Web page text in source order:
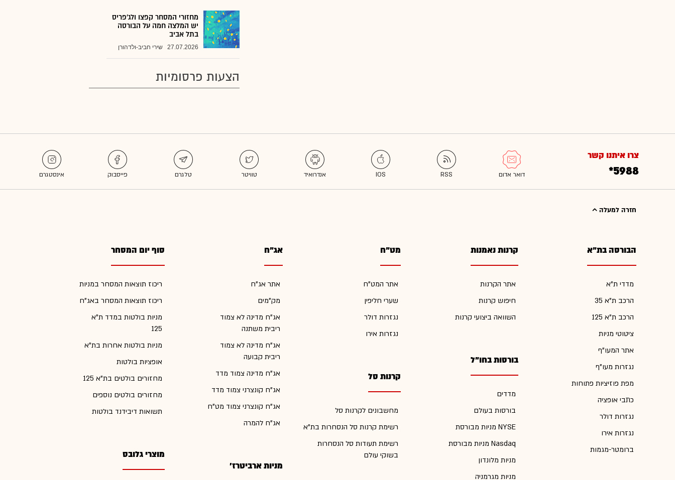
מחזורי המסחר קפצו ולג'פריס
יש המלצה חמה על הבורסה
בתל אביב
27.07.2026 שירי חביב-ולדהורן
הצעות פרסומיות
צרו איתנו קשר
*5988
חזרה למעלה
הבורסה בת"א
מדדי ת"א
הרכב ת"א 35
הרכב ת"א 125
ציטוטי מניות
אתר המעו"ף
נגזרות מעו"ף
מפת פוזיציות פתוחות
כתבי אופציה
נגזרות דולר
נגזרות אירו
ברומטר-מגמות
קרנות נאמנות
אתר הקרנות
חיפוש קרנות
השוואה ביצועי קרנות
בורסות בחו"ל
מדדים
בורסות בעולם
מניות מבורסת NYSE
מניות מבורסת Nasdaq
מניות מלונדון
מניות מגרמניה
מט"ח
אתר המט"ח
שערי חליפין
נגזרות דולר
נגזרות אירו
קרנות סל
מחשבונים לקרנות סל
רשימת קרנות סל הנסחרות בת"א
רשימת תעודות סל הנסחרות
בשוקי עולם
אג"ח
אתר אג"ח
מק"מים
אג"ח מדינה לא צמוד
ריבית משתנה
אג"ח מדינה לא צמוד
ריבית קבועה
אג"ח מדינה צמוד מדד
אג"ח קונצרני צמוד מדד
אג"ח קונצרני צמוד מט"ח
אג"ח להמרה
מניות ארביטרז'
סוף יום המסחר
ריכוז תוצאות המסחר במניות
ריכוז תוצאות המסחר באג"ח
מניות בולטות במדד ת"א
125
מניות בולטות אחרות בת"א
אופציות בולטות
מחזורים בולטים בת"א 125
מחזורים בולטים נוספים
תשואות דיבידנד בולטות
מוצרי גלובס